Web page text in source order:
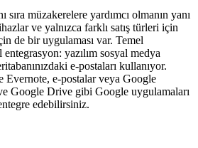
sıra müzakerelere yardımcı olmanın yanı
ve yalnızca farklı satış türleri için
de bir uygulaması var. Temel
yazılım sosyal medya
e-postaları kullanıyor.
e-postalar veya Google
Google Drive gibi Google uygulamaları
edebilirsiniz.